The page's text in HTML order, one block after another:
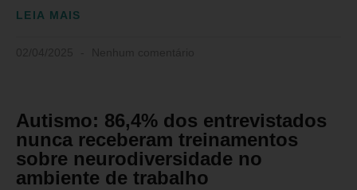
LEIA MAIS
Autismo: 86,4% dos entrevistados
nunca receberam treinamentos
sobre neurodiversidade no
ambiente de trabalho